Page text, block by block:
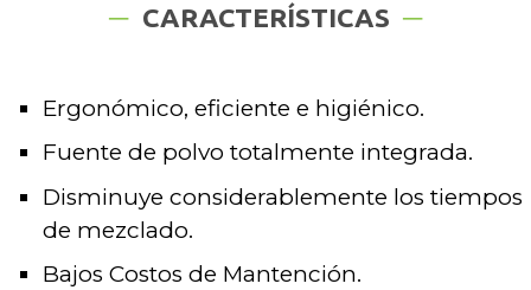
CARACTERÍSTICAS
Ergonómico, eficiente e higiénico.
Fuente de polvo totalmente integrada.
Disminuye considerablemente los tiempos
de mezclado.
Bajos Costos de Mantención.